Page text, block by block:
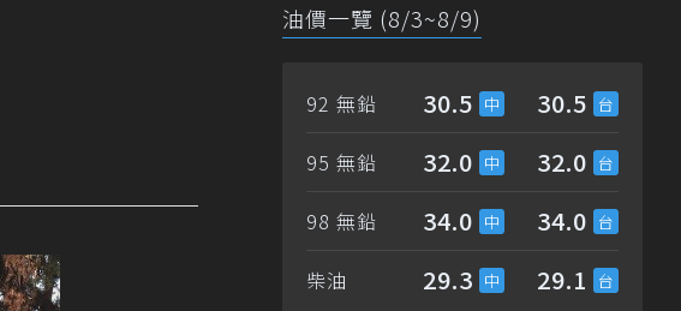
油價一覽 (8/3~8/9)
92 無鉛 30.5 30.5
95 無鉛 32.0 32.0
98 無鉛 34.0 34.0
柴油 29.3 29.1